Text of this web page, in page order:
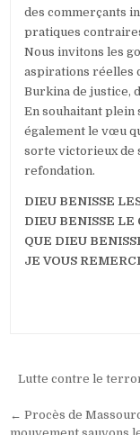
des commerçants
pratiques
Nous invitons les
aspirations réelles
Burkina de justice,
En souhaitant plein
également le vœu
sorte victorieux de
refondation.
DIEU BENISSE
DIEU BENISSE LE
QUE DIEU
JE VOUS
Navigation
de
Lutte contre le
← Procès de